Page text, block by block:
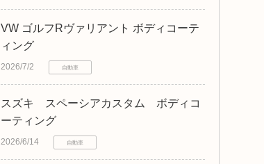
VW ゴルフRヴァリアント ボディコーテ
ィング
2026/7/2 自動車
スズキ スペーシアカスタム ボディコ
ーティング
2026/6/14 自動車